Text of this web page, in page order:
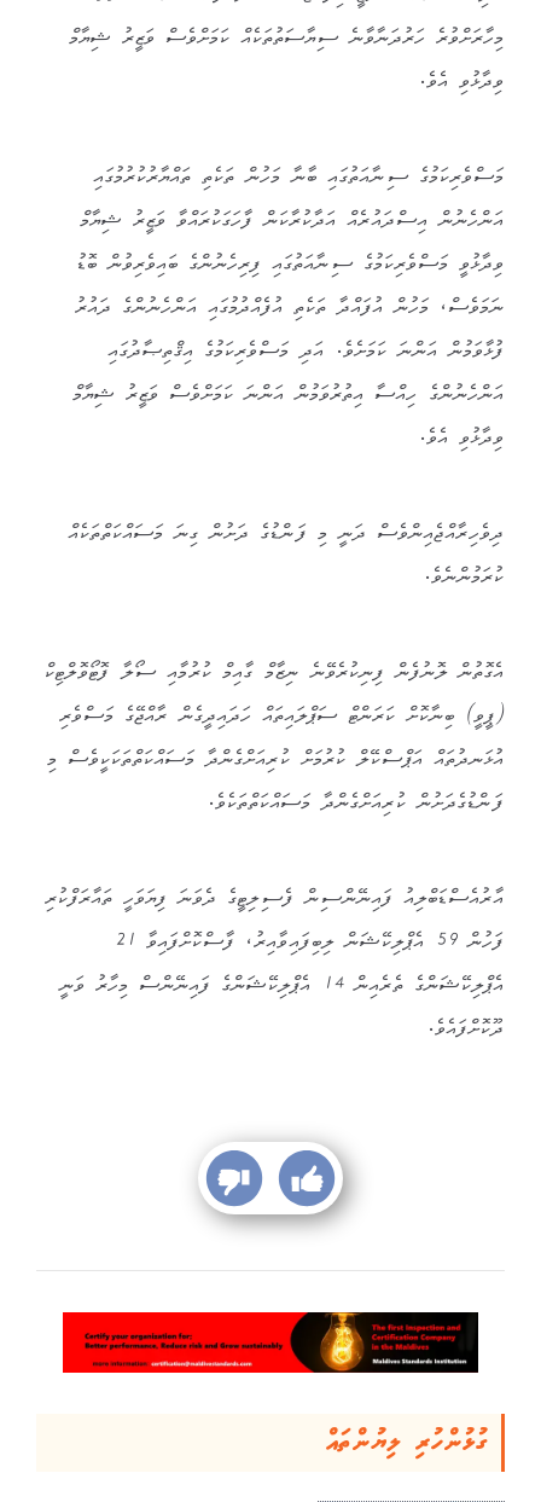
މިހާރަށްވުރެ ހަރުދަނާވާނެ ސިޔާސަތުތަކެއް ކަމަށްވެސް ވަޒީރު ޝިޔާމް
ވިދާޅުވި އެވެ.
މަސްވެރިކަމުގެ ސިނާއަތުގައި ބާނާ މަހުން ތަކެތި ތައްޔާރުކުރުމުގައި
އަންހެނުން އިސްދައުރެއް އަދާކުރާކަން ފާހަގަކުރައްވާ ވަޒީރު ޝިޔާމް
ވިދާޅުވީ މަސްވެރިކަމުގެ ސިނާއަތުގައި ފިރިހެނުންގެ ބައިވެރިވުން ބޮޑު
ނަމަވެސް، މަހުން އުފައްދާ ތަކެތި އުފެއްދުމުގައި އަންހެނުންގެ ދައުރު
ފުޅާވަމުން އަންނަ ކަމަށެވެ. އަދި މަސްވެރިކަމުގެ އިޤްތިޞާދުގައި
އަންހެނުންގެ ހިއްސާ އިތުރުވަމުން އަންނަ ކަމަށްވެސް ވަޒީރު ޝިޔާމް
ވިދާޅުވި އެވެ.
ދިވެހިރާއްޖެއިންވެސް ދަނީ މި ފަންޑުގެ ދަށުން ގިނަ މަސައްކަތްތަކެއް
ކުރަމުންނެވެ.
އެގޮތުން ލޮނުފެން ފިނިކުރެވޭނެ ނިޒާމް ގާއިމް ކުރުމާއި ސޯލާ ފޮޓޯވޮލްޓިކް
(ޕީވީ) ބިނާކޮށް ކަރަންޓް ސަޕްލައިތައް ހަދައިދީގެން ރާއްޖޭގެ މަސްވެރި
އުޅަނދުތައް އަޕްސްކޭލް ކުރުމަށް ކުރިއަށްގެންދާ މަސައްކަތްތަކަކީވެސް މި
ފަންޑުގެދަށުން ކުރިއަށްގެންދާ މަސައްކަތްތަކެވެ.
އާރުއެސްޑަބްލިއު ފައިނޭންސިން ފެސިލިޓީގެ ދެވަނަ ފިޔަވަހީ ތައާރަފްކުރި
ފަހުން 59 އެޕްލިކޭޝަން ލިބިފައިވާއިރު، ފާސްކޮށްފައިވާ 21
އެޕްލިކޭޝަންގެ ތެރެއިން 14 އެޕްލިކޭޝަންގެ ފައިނޭންސް މިހާރު ވަނީ
ދޫކޮށްފައެވެ.
ގުޅުންހުރި ލިޔުންތައް